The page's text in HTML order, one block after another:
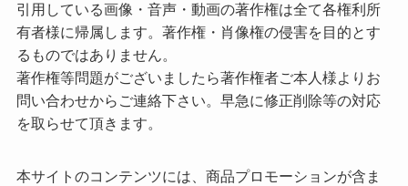
引用している画像・音声・動画の著作権は全て各権利所
有者様に帰属します。著作権・肖像権の侵害を目的とす
るものではありません。
著作権等問題がございましたら著作権者ご本人様よりお
問い合わせからご連絡下さい。早急に修正削除等の対応
を取らせて頂きます。
本サイトのコンテンツには、商品プロモーションが含ま